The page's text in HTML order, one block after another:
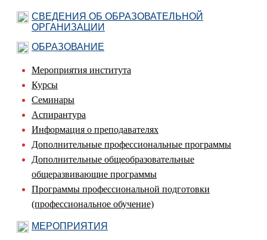
СВЕДЕНИЯ ОБ ОБРАЗОВАТЕЛЬНОЙ
ОРГАНИЗАЦИИ
ОБРАЗОВАНИЕ
Мероприятия института
Курсы
Семинары
Аспирантура
Информация о преподавателях
Дополнительные профессиональные программы
Дополнительные общеобразовательные
общеразвивающие программы
Программы профессиональной подготовки
(профессиональное обучение)
МЕРОПРИЯТИЯ